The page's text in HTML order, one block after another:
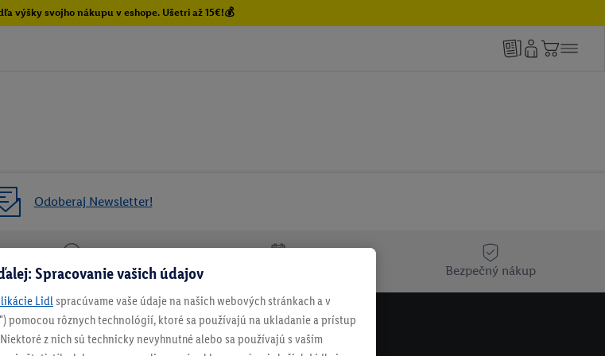
výšky svojho nákupu v eshope. Ušetri až 15€!💰
Odoberaj Newsletter!
Vrátenie zadarmo Bezpečný nákup
NEWSLETTER
NEZMEŠKAJ NAŠE AKCIE!
Spracovanie vašich údajov
Lidl spracúvame vaše údaje na našich webových stránkach a v
pomocou rôznych technológií, ktoré sa používajú na ukladanie a prístup
z nich sú technicky nevyhnutné alebo sa používajú s vaším